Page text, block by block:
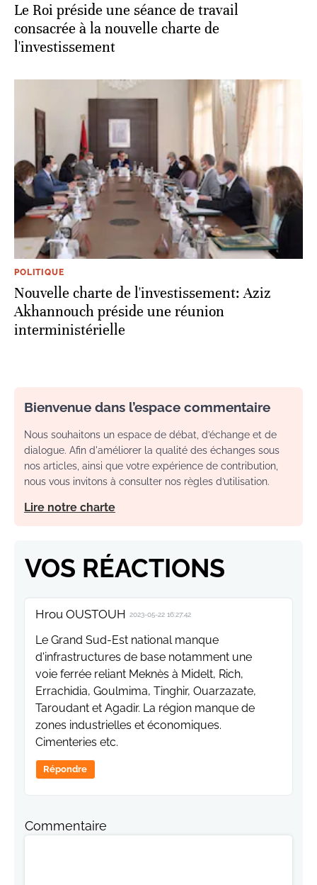
Le Roi préside une séance de travail
consacrée à la nouvelle charte de
l'investissement
POLITIQUE
Nouvelle charte de l'investissement: Aziz
Akhannouch préside une réunion
interministérielle
Bienvenue dans l’espace commentaire
Nous souhaitons un espace de débat, d’échange et de
dialogue. Afin d'améliorer la qualité des échanges sous
nos articles, ainsi que votre expérience de contribution,
nous vous invitons à consulter nos règles d’utilisation.
Lire notre charte
VOS RÉACTIONS
Hrou OUSTOUH 2023-05-22 16:27:42
Le Grand Sud-Est national manque
d'infrastructures de base notamment une
voie ferrée reliant Meknès à Midelt, Rich,
Errachidia, Goulmima, Tinghir, Ouarzazate,
Taroudant et Agadir. La région manque de
zones industrielles et économiques.
Cimenteries etc.
Répondre
Commentaire